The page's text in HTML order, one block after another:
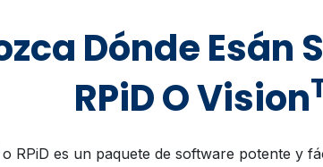
Dónde Esán
RPiD O Vision
o RPiD es un paquete de software potente y